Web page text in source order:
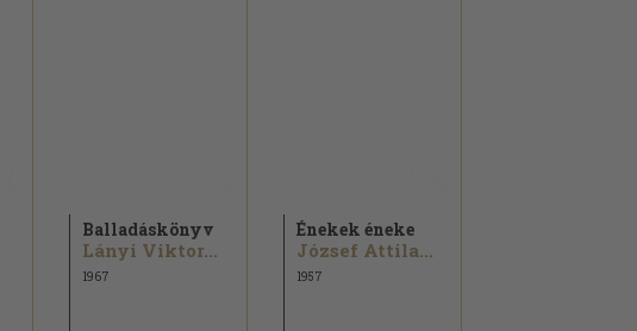
Balladáskönyv
Lányi Viktor...
1967
Énekek éneke
József Attila...
1957